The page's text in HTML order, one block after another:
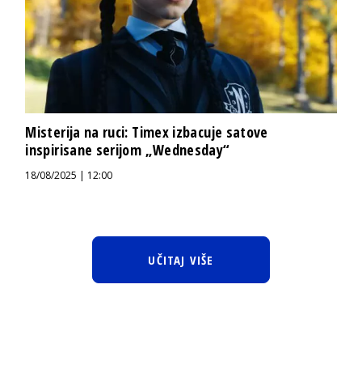
Misterija na ruci: Timex izbacuje satove
inspirisane serijom „Wednesday“
18/08/2025 | 12:00
UČITAJ VIŠE